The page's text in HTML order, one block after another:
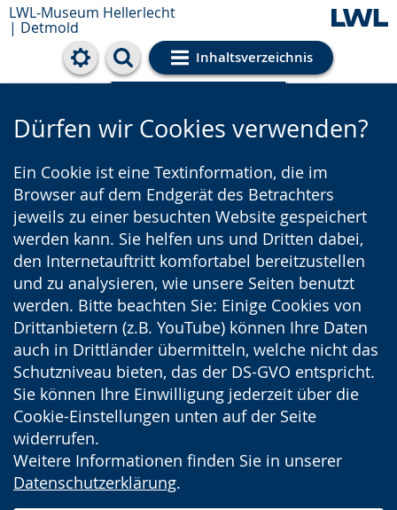
LWL-Museum Hellerlecht
| Detmold
Inhaltsverzeichnis
Cookie-Einstellungen
Dürfen wir Cookies verwenden?
Ein Cookie ist eine Textinformation, die im
Browser auf dem Endgerät des Betrachters
jeweils zu einer besuchten Website gespeichert
werden kann. Sie helfen uns und Dritten dabei,
den Internetauftritt komfortabel bereitzustellen
und zu analysieren, wie unsere Seiten benutzt
werden. Bitte beachten Sie: Einige Cookies von
Drittanbietern (z.B. YouTube) können Ihre Daten
auch in Drittländer übermitteln, welche nicht das
Schutzniveau bieten, das der DS-GVO entspricht.
Sie können Ihre Einwilligung jederzeit über die
Cookie-Einstellungen unten auf der Seite
widerrufen.
Weitere Informationen finden Sie in unserer
Datenschutzerklärung.